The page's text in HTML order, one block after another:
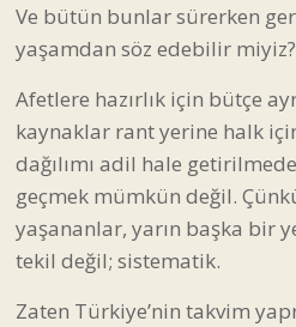
Ve bütün bunlar sürerken
yaşamdan söz edebilir miyiz?
Afetlere hazırlık için bütçe
kaynaklar rant yerine halk
dağılımı adil hale
geçmek mümkün değil.
yaşananlar, yarın başka bir
tekil değil; sistematik.
Zaten Türkiye’nin takvim